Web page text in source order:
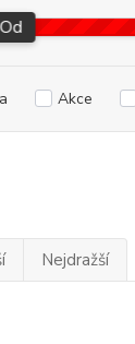
Od
Akce
Nejdražší